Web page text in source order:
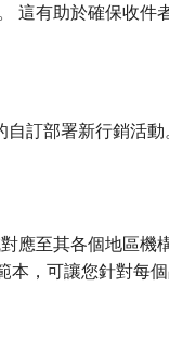
這有助於確保收件
訂部署新行銷活動
應至其各個地區機
本，可讓您針對每